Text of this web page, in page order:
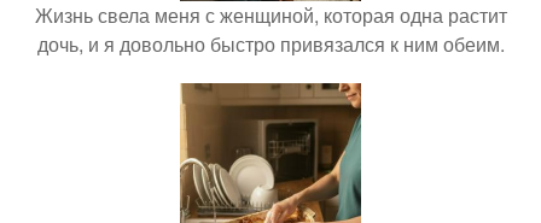
Жизнь свела меня с женщиной, которая одна растит
дочь, и я довольно быстро привязался к ним обеим.